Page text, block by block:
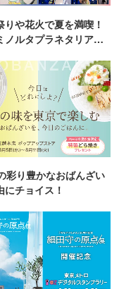
りや花火で夏を満喫！
ノルタプラネタリア
彩り豊かなおばんざい
にチョイス！